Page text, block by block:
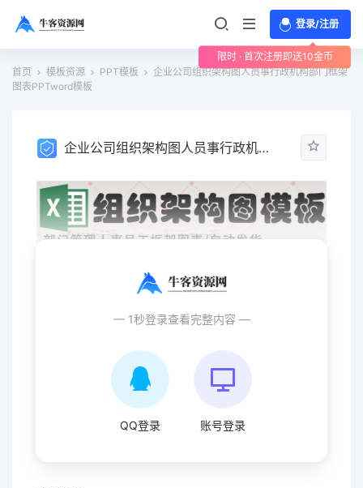
登录/注册
限时 · 首次注册即送10金币
首页
模板资源 PPT模板
企业公司组织架构图人员事行政机构部门框架
图表PPTword模板
企业公司组织架构图人员事行政机构部门框架图表PPTword模板
— 1秒登录查看完整内容 —
QQ登录 账号登录